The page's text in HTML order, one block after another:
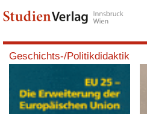
Geschichts-/Politikdidaktik